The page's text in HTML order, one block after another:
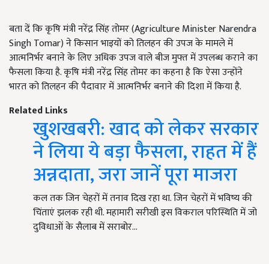
बता दें कि कृषि मंत्री नरेंद्र सिंह तोमर (Agriculture Minister Narendra
Singh Tomar) ने किसान भाइयों को तिलहन की उपज के मामले में
आत्मनिर्भर बनाने के लिए अधिक उपज वाले बीज मुफ्त में उपलब्ध कराने का
फैसला किया है. कृषि मंत्री नरेंद्र सिंह तोमर का कहना है कि ऐसा उन्होंने
भारत को तिलहन की पैदावार में आत्मनिर्भर बनाने की दिशा में किया है.
Related Links
खुशखबरी: खाद को लेकर सरकार
ने लिया ये बड़ा फैसला, राहत में हैं
अन्नदाता, जरा जानें पूरा माजरा
कल तक जिन चेहरों में तनाव दिख रहा था. जिन चेहरों में भविष्य की
चिंताएं झलक रही थी. महामारी सरीखी इस विकराल परिस्थिति में जो
दुविधाओं के सैलाब में सराबोर…